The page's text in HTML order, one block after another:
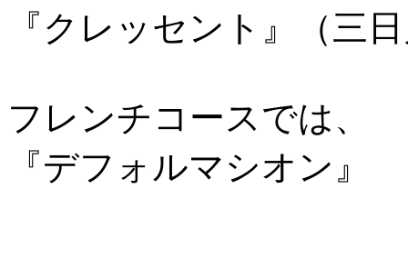
『クレッセント』（三
フレンチコースでは、
『デフォルマシオン』